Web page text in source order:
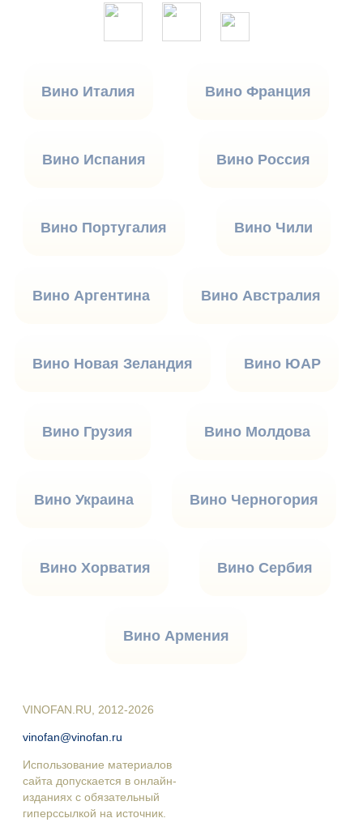
Вино Италия Вино Франция
Вино Испания Вино Россия
Вино Португалия Вино Чили
Вино Аргентина Вино Австралия
Вино Новая Зеландия Вино ЮАР
Вино Грузия Вино Молдова
Вино Украина Вино Черногория
Вино Хорватия Вино Сербия
Вино Армения
VINOFAN.RU, 2012-2026
vinofan@vinofan.ru
Использование материалов
сайта допускается в онлайн-
изданиях с обязательный
гиперссылкой на источник.